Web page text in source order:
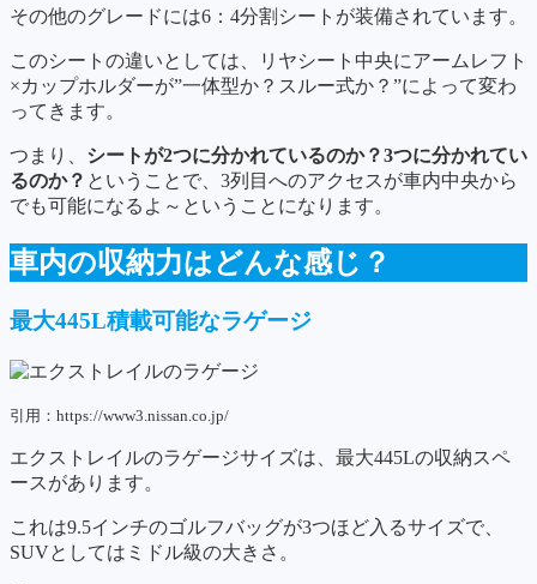
その他のグレードには6：4分割シートが装備されています。
このシートの違いとしては、リヤシート中央にアームレフト
×カップホルダーが”一体型か？スルー式か？”によって変わ
ってきます。
つまり、 シートが2つに分かれているのか？3つに分かれてい
るのか？ ということで、3列目へのアクセスが車内中央から
でも可能になるよ～ということになります。
車内の収納力はどんな感じ？
最大445L積載可能なラゲージ
引用：https://www3.nissan.co.jp/
エクストレイルのラゲージサイズは、最大445Lの収納スペ
ースがあります。
これは9.5インチのゴルフバッグが3つほど入るサイズで、
SUVとしてはミドル級の大きさ。